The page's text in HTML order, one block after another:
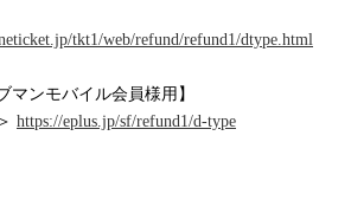
tkt1/web/refund/refund1/dtype.html
マンモバイル会員様用】
https://eplus.jp/sf/refund1/d-type